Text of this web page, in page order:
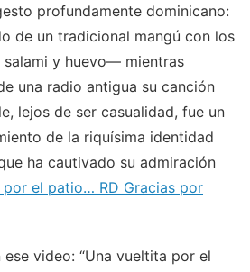
profundamente dominicano:
de un tradicional mangú con los
y huevo— mientras
una radio antigua su canción
lejos de ser casualidad, fue un
de la riquísima identidad
ha cautivado su admiración
el patio… RD Gracias por
video: “Una vueltita por el